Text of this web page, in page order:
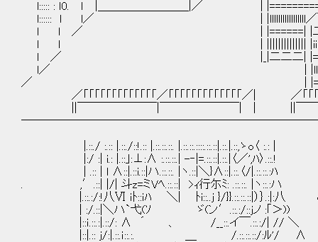
l::::: : ｌ0. ｌ |＿＿＿＿＿＿＿＿|／ |
l:::::: l l／ | |lllllllllllllllll／￣￣￣￣
l l ／ | |======| |二二二二二
l l | ||||||||||||||
l ／ |_|二二二|
l／ |
／ |
／「「「「「「「「「「「「「／「「「「「「「「「「「「「／| ／「「「「「「
|.::./ :.:: |.::./::!.:: |.::.::.::. |.::.::.::::.::.::|.::.|.::,ゝo〈 :.: |
|:/ :| i.: |.::｣:⊥:∧ :.::.::.| -‐|=.::.::|.::.|〈／',ﾊ〉.::.!
| .:: | l ∧::|.::i.::|ハ.::.::. |ヽ.::|＼}∧::|.::.〈/|.::.::.:ﾊ
. ,′.::| |/| 斗z=ミVﾍ.::.::| >ｨ行尓ﾐ: .::.::. |ヽ::.:ハ
|.::.:/:!八Ⅵ ｉﾄ::ｉﾊ ＼| ﾄi::..j }/}}.::.::.::|）｝.:|:八 こ
| :/.::|＼ハ`弋(ｿ ゞ(ン′.::.:/::jノ :｢＞))
|::ｉ.::.:|.::/: ∧ ´ 、 /__::.イ￣.::.:/| // ＼ ア
|::|.:: j/:|.::.ｉ::.:. ＿ /.::.::.::/:ﾙ'/ ∧